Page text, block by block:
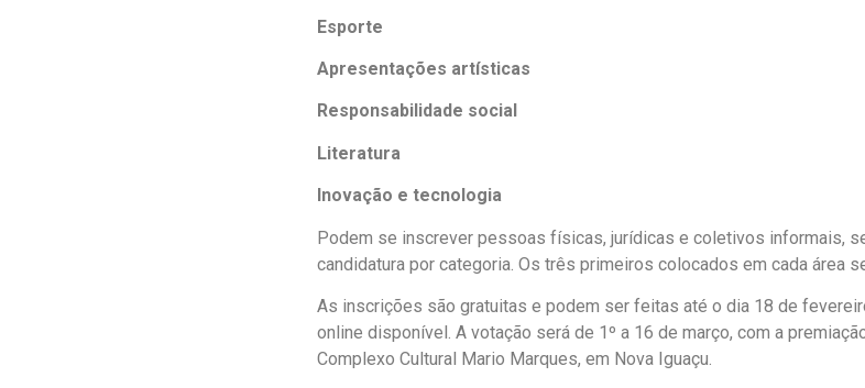
Esporte
Apresentações artísticas
Responsabilidade social
Literatura
Inovação e tecnologia
Podem se inscrever pessoas físicas, jurídicas e coletivos informais,
candidatura por categoria. Os três primeiros colocados em cada área
As inscrições são gratuitas e podem ser feitas até o dia 18 de
online disponível. A votação será de 1º a 16 de março, com a
Complexo Cultural Mario Marques, em Nova Iguaçu.